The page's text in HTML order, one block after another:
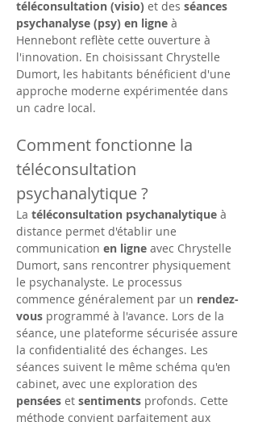
téléconsultation (visio) et des séances
psychanalyse (psy) en ligne à
Hennebont reflète cette ouverture à
l'innovation. En choisissant Chrystelle
Dumort, les habitants bénéficient d'une
approche moderne expérimentée dans
un cadre local.
Comment fonctionne la
téléconsultation
psychanalytique ?
La téléconsultation psychanalytique à
distance permet d'établir une
communication en ligne avec Chrystelle
Dumort, sans rencontrer physiquement
le psychanalyste. Le processus
commence généralement par un rendez-
vous programmé à l'avance. Lors de la
séance, une plateforme sécurisée assure
la confidentialité des échanges. Les
séances suivent le même schéma qu'en
cabinet, avec une exploration des
pensées et sentiments profonds. Cette
méthode convient parfaitement aux